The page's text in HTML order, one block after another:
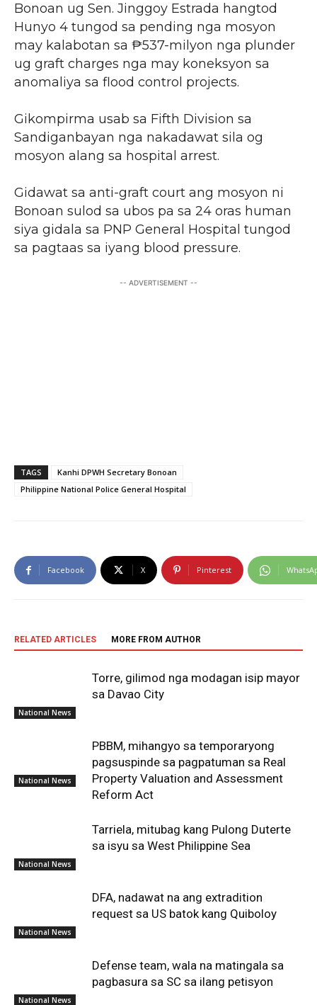
Bonoan ug Sen. Jinggoy Estrada hangtod
Hunyo 4 tungod sa pending nga mosyon
may kalabotan sa ₱537-milyon nga plunder
ug graft charges nga may koneksyon sa
anomaliya sa flood control projects.
Gikompirma usab sa Fifth Division sa
Sandiganbayan nga nakadawat sila og
mosyon alang sa hospital arrest.
Gidawat sa anti-graft court ang mosyon ni
Bonoan sulod sa ubos pa sa 24 oras human
siya gidala sa PNP General Hospital tungod
sa pagtaas sa iyang blood pressure.
-- ADVERTISEMENT --
TAGS
Kanhi DPWH Secretary Bonoan
Philippine National Police General Hospital
Facebook X Pinterest
RELATED ARTICLES MORE FROM AUTHOR
National News
Torre, gilimod nga modagan isip mayor
sa Davao City
National News
PBBM, mihangyo sa temporaryong
pagsuspinde sa pagpatuman sa Real
Property Valuation and Assessment
Reform Act
National News
Tarriela, mitubag kang Pulong Duterte
sa isyu sa West Philippine Sea
National News
DFA, nadawat na ang extradition
request sa US batok kang Quiboloy
National News
Defense team, wala na matingala sa
pagbasura sa SC sa ilang petisyon